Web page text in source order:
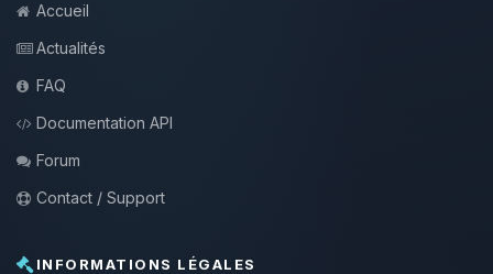
Accueil
Actualités
FAQ
Documentation API
Forum
Contact / Support
INFORMATIONS LÉGALES